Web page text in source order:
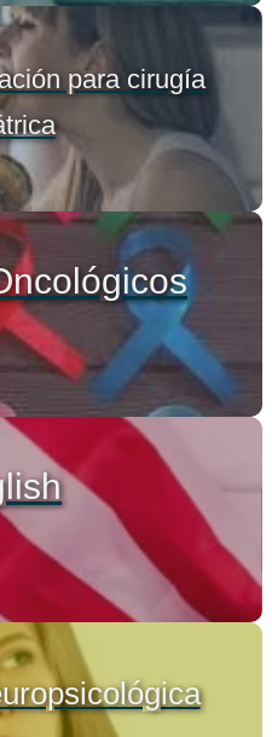
para cirugía